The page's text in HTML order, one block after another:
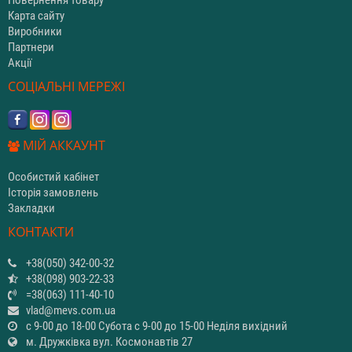
Карта сайту
Виробники
Партнери
Акції
СОЦІАЛЬНІ МЕРЕЖІ
МІЙ АККАУНТ
Особистий кабінет
Історія замовлень
Закладки
КОНТАКТИ
+38(050) 342-00-32
+38(098) 903-22-33
=38(063) 111-40-10
vlad@mevs.com.ua
с 9-00 до 18-00 Субота с 9-00 до 15-00 Неділя вихідний
м. Дружківка вул. Космонавтів 27